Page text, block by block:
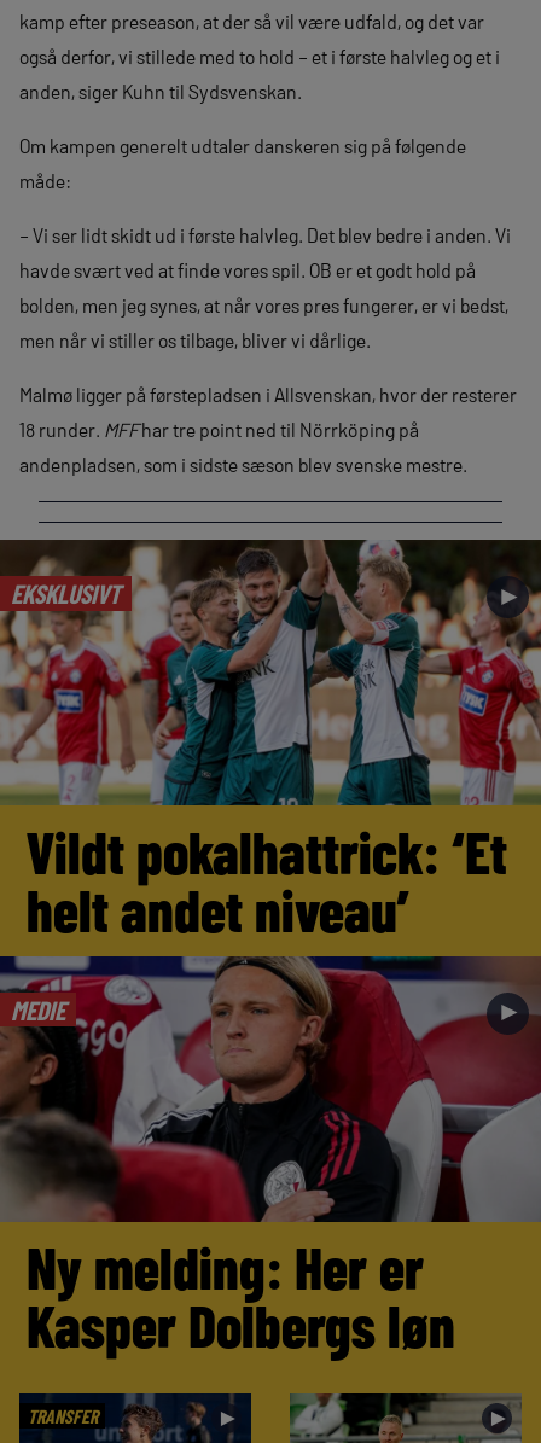
kamp efter preseason, at der så vil være udfald, og det var
også derfor, vi stillede med to hold – et i første halvleg og et i
anden, siger Kuhn til Sydsvenskan.
Om kampen generelt udtaler danskeren sig på følgende
måde:
– Vi ser lidt skidt ud i første halvleg. Det blev bedre i anden. Vi
havde svært ved at finde vores spil. OB er et godt hold på
bolden, men jeg synes, at når vores pres fungerer, er vi bedst,
men når vi stiller os tilbage, bliver vi dårlige.
Malmø ligger på førstepladsen i Allsvenskan, hvor der resterer
18 runder. MFFhar tre point ned til Nörrköping på
andenpladsen, som i sidste sæson blev svenske mestre.
EKSKLUSIVT ►
Vildt pokalhattrick: ‘Et
helt andet niveau’
MEDIE ►
Ny melding: Her er
Kasper Dolbergs løn
TRANSFER ► ►